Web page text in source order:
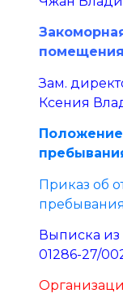
помещения
Зам.
Ксения
Приказ об
Выписка
01286-27/